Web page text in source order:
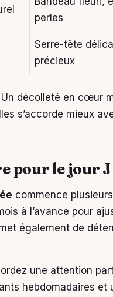
perles
Serre-tête
précieux
Un décolleté en cœur
s’accorde mieux
pour le jour J
commence
à l’avance pour
également de
une attention
hebdomadaires et